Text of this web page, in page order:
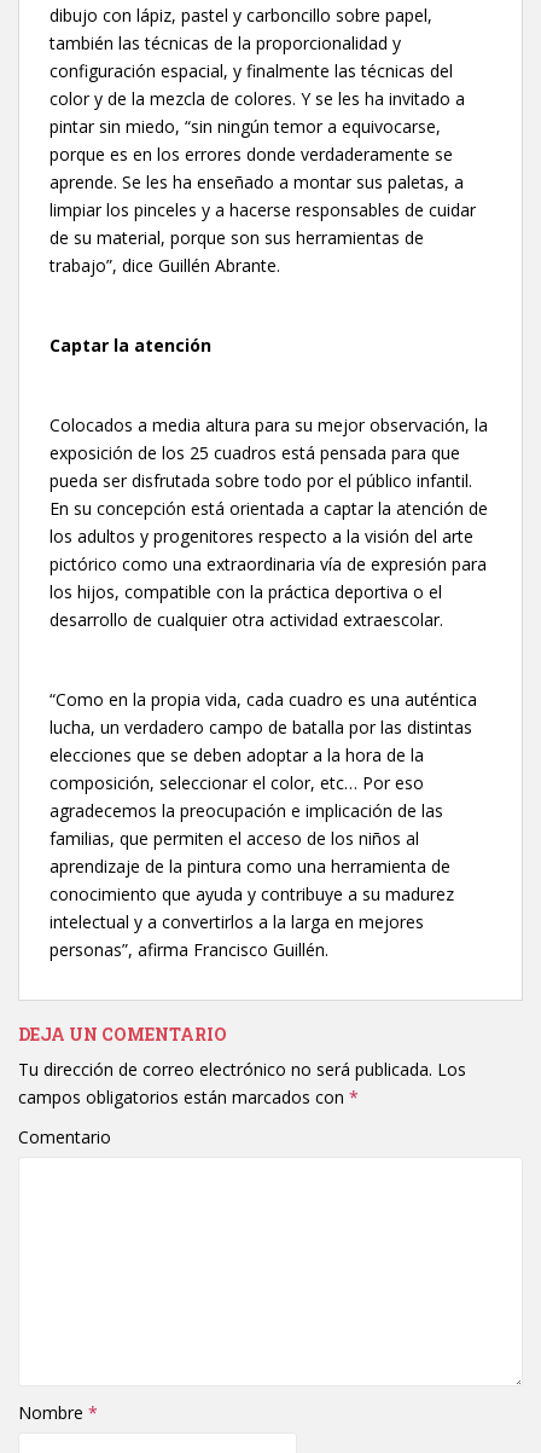
dibujo con lápiz, pastel y carboncillo sobre papel,
también las técnicas de la proporcionalidad y
configuración espacial, y finalmente las técnicas del
color y de la mezcla de colores. Y se les ha invitado a
pintar sin miedo, “sin ningún temor a equivocarse,
porque es en los errores donde verdaderamente se
aprende. Se les ha enseñado a montar sus paletas, a
limpiar los pinceles y a hacerse responsables de cuidar
de su material, porque son sus herramientas de
trabajo”, dice Guillén Abrante.
Captar la atención
Colocados a media altura para su mejor observación, la
exposición de los 25 cuadros está pensada para que
pueda ser disfrutada sobre todo por el público infantil.
En su concepción está orientada a captar la atención de
los adultos y progenitores respecto a la visión del arte
pictórico como una extraordinaria vía de expresión para
los hijos, compatible con la práctica deportiva o el
desarrollo de cualquier otra actividad extraescolar.
“Como en la propia vida, cada cuadro es una auténtica
lucha, un verdadero campo de batalla por las distintas
elecciones que se deben adoptar a la hora de la
composición, seleccionar el color, etc… Por eso
agradecemos la preocupación e implicación de las
familias, que permiten el acceso de los niños al
aprendizaje de la pintura como una herramienta de
conocimiento que ayuda y contribuye a su madurez
intelectual y a convertirlos a la larga en mejores
personas”, afirma Francisco Guillén.
DEJA UN COMENTARIO
Tu dirección de correo electrónico no será publicada. Los
campos obligatorios están marcados con *
Comentario
Nombre *